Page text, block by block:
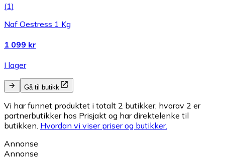
(1)
Naf Oestress 1 Kg
1 099 kr
I lager
Gå til butikk
Vi har funnet produktet i totalt 2 butikker, hvorav 2 er
partnerbutikker hos Prisjakt og har direktelenke til
butikken. Hvordan vi viser priser og butikker.
Annonse
Annonse